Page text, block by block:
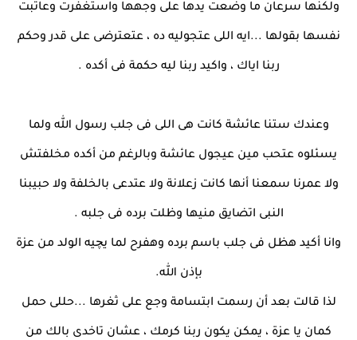
ولكنها سرعان ما وضعت يدها على وجهها واستغفرت وعاتبت
نفسها بقولها ...ايه اللى عتجوليه ده ، عتعترضى على قدر وحكم
ربنا اياك ، واكيد ربنا ليه حكمة فى أكده .
وعندك ستنا عائشة كانت هى اللى فى جلب رسول الله ولما
يسئلوه عتحب مين عيجول عائشة وبالرغم من أكده مخلفتش
ولا عمرنا سمعنا أنها كانت زعلانة ولا عتدعى بالخلفة ولا حبيبنا
النبى اتضايق منيها وظلت برده فى جلبه .
وانا أكيد هظل فى جلب باسم برده وهفرح لما يچيه الولد من عزة
بإذن الله.
لذا قالت بعد أن رسمت ابتسامة وجع على ثغرها ...حللى حمل
كمان يا عزة ، يمكن يكون ربنا كرمك ، عشان تاخدى بالك من